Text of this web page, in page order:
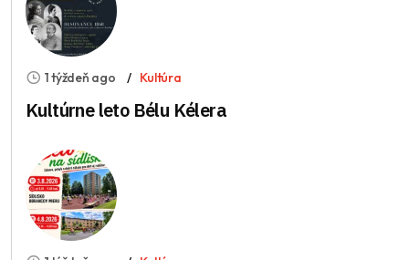
1 týždeň ago Kultúra
Kultúrne leto Bélu Kélera